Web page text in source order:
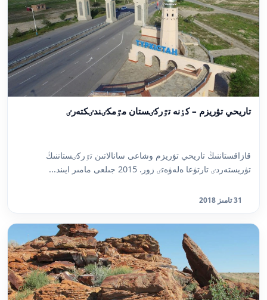
تاريحي تۋريزم – كٶنە تٷركٸستان مٷمكٸندٸكتەرٸ
قازاقستاننىڭ تاريحي تۋريزم وشاعى سانالاتىن تٷركٸستاننىڭ
تۋريستەردٸ تارتۋعا ەلەۋەتٸ زور. 2015 جىلعى مامىر ايىند...
31 تامىز 2018